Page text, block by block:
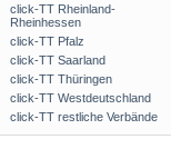
click-TT Rheinland-
Rheinhessen
click-TT Pfalz
click-TT Saarland
click-TT Thüringen
click-TT Westdeutschland
click-TT restliche Verbände